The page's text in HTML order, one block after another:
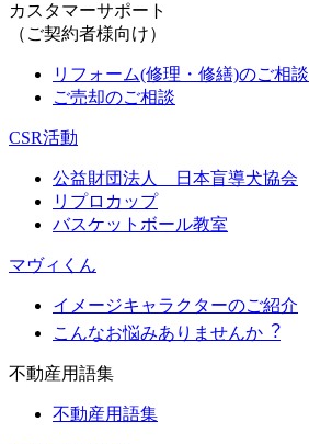
カスタマーサポート
（ご契約者様向け）
リフォーム(修理・修繕)のご相談
ご売却のご相談
CSR活動
公益財団法人 日本盲導犬協会
リプロカップ
バスケットボール教室
マヴィくん
イメージキャラクターのご紹介
こんなお悩みありませんか︖
不動産用語集
不動産用語集